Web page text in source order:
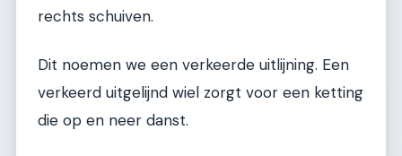
rechts schuiven.
Dit noemen we een verkeerde uitlijning. Een
verkeerd uitgelijnd wiel zorgt voor een ketting
die op en neer danst.